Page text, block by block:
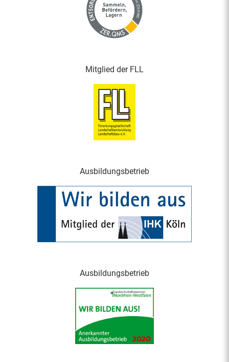
Mitglied der FLL
Ausbildungsbetrieb
Ausbildungsbetrieb